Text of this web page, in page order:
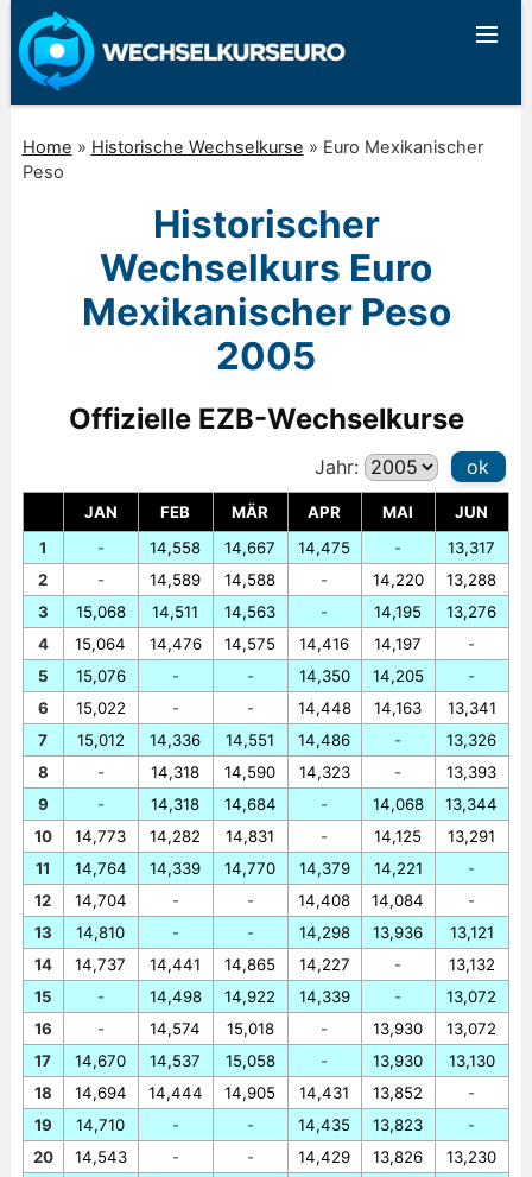
Home » Historische Wechselkurse » Euro Mexikanischer
Peso
Historischer
Wechselkurs Euro
Mexikanischer Peso
2005
Offizielle EZB-Wechselkurse
Jahr: ok
JAN FEB MÄR APR MAI
JUN
1
2
3
4
5
6
7
8
9
10
11
12
13
14
15
16
17
18
19
20
-
-
15,068
15,064
15,076
15,022
15,012
-
-
14,773
14,764
14,704
14,810
14,737
-
-
14,670
14,694
14,710
14,543
14,558
14,589
14,511
14,476
-
-
14,336
14,318
14,318
14,282
14,339
-
-
14,441
14,498
14,574
14,537
14,444
-
-
14,667
14,588
14,563
14,575
-
-
14,551
14,590
14,684
14,831
14,770
-
-
14,865
14,922
15,018
15,058
14,905
-
-
14,475
-
-
14,416
14,350
14,448
14,486
14,323
-
-
14,379
14,408
14,298
14,227
14,339
-
-
14,431
14,435
14,429
-
14,220
14,195
14,197
14,205
14,163
-
-
14,068
14,125
14,221
14,084
13,936
-
-
13,930
13,930
13,852
13,823
13,826
13,317
13,288
13,276
-
-
13,341
13,326
13,393
13,344
13,291
-
-
13,121
13,132
13,072
13,072
13,130
-
-
13,230